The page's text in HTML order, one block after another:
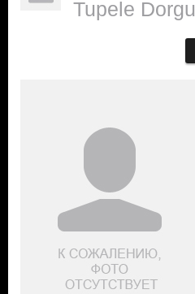
Tupele Dorgu